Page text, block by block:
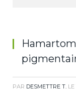
PAR DESMETTRE T. LE